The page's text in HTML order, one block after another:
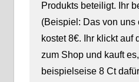
Produkts beteiligt. Ihr
(Beispiel: Das von uns
kostet 8€. Ihr klickt auf
zum Shop und kauft
beispielseise 8 Ct